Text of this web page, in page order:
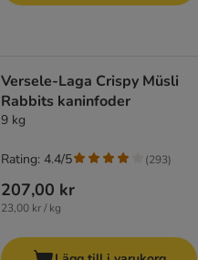
Versele-Laga Crispy Müsli
Rabbits kaninfoder
9 kg
207,00 kr
23,00 kr / kg
Rating: 4.4/5 (293)